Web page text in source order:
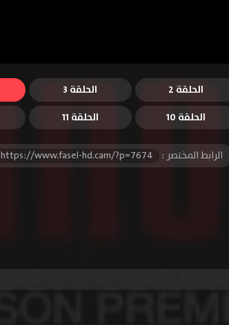
الحلقة 2 الحلقة 3
الحلقة 10 الحلقة 11
الرابط المختصر : https://www.fasel-hd.cam/?p=7674